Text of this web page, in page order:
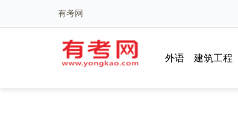
有考网
外语 建筑工程